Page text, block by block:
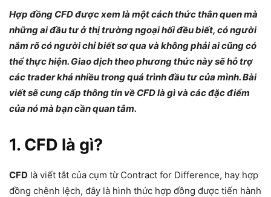
Hợp đồng CFD được xem là một cách thức thân quen mà
những ai đầu tư ở thị trường ngoại hối đều biết, có người
nắm rõ có người chỉ biết sơ qua và không phải ai cũng có
thể thực hiện. Giao dịch theo phương thức này sẽ hỗ trợ
các trader khá nhiều trong quá trình đầu tư của mình. Bài
viết sẽ cung cấp thông tin về CFD là gì và các đặc điểm
của nó mà bạn cần quan tâm.
1. CFD là gì?
CFD là viết tắt của cụm từ Contract for Difference, hay hợp
đồng chênh lệch, đây là hình thức hợp đồng được tiến hành